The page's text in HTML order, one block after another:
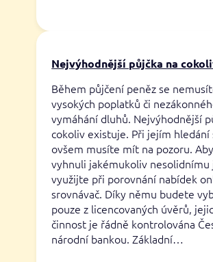
Nejvýhodnější půjčka na
Během půjčení peněz se
vysokých poplatků či
vymáhání dluhů. Nejvýhodnější
cokoliv existuje. Při jejím hledání
ovšem musíte mít na pozoru.
vyhnuli jakémukoliv nesolidnímu
využijte při porovnání nabídek
srovnávač. Díky němu budete
pouze z licencovaných úvěrů,
činnost je řádně kontrolována
národní bankou. Základní…